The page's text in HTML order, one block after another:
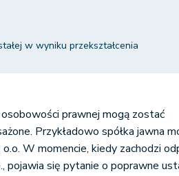
w wyniku przekształcenia
osobowości prawnej mogą zostać
Przykładowo spółka jawna
W momencie, kiedy zachodzi
pojawia się pytanie o poprawne